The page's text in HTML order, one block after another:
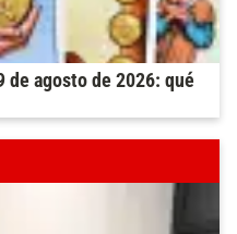
de agosto de 2026: qué